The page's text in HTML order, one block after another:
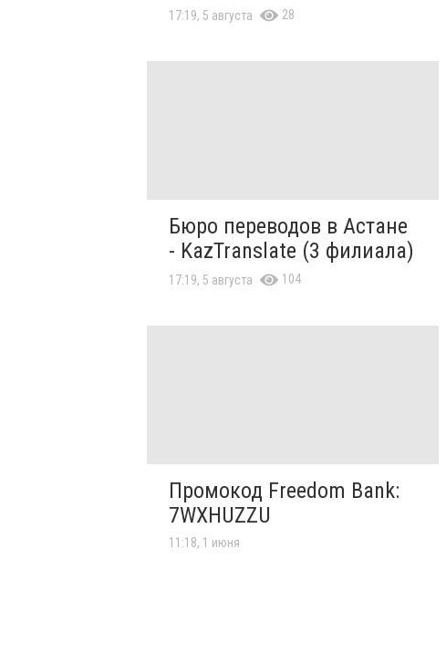
17:19, 5 августа 28
Бюро переводов в Астане
- KazTranslate (3 филиала)
17:19, 5 августа 104
Промокод Freedom Bank:
7WXHUZZU
11:18, 1 июня